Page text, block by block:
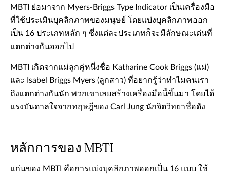
MBTI ย่อมาจาก Myers-Briggs Type Indicator เป็นเครื่องมือ
ที่ใช้ประเมินบุคลิกภาพของมนุษย์ โดยแบ่งบุคลิกภาพออก
เป็น 16 ประเภทหลัก ๆ ซึ่งแต่ละประเภทก็จะมีลักษณะเด่นที่
แตกต่างกันออกไป
MBTI เกิดจากแม่ลูกคู่หนึ่งชื่อ Katharine Cook Briggs (แม่)
และ Isabel Briggs Myers (ลูกสาว) ที่อยากรู้ว่าทำไมคนเรา
ถึงแตกต่างกันนัก พวกเขาเลยสร้างเครื่องมือนี้ขึ้นมา โดยได้
แรงบันดาลใจจากทฤษฎีของ Carl Jung นักจิตวิทยาชื่อดัง
หลักการของ MBTI
แก่นของ MBTI คือการแบ่งบุคลิกภาพออกเป็น 16 แบบ ใช้